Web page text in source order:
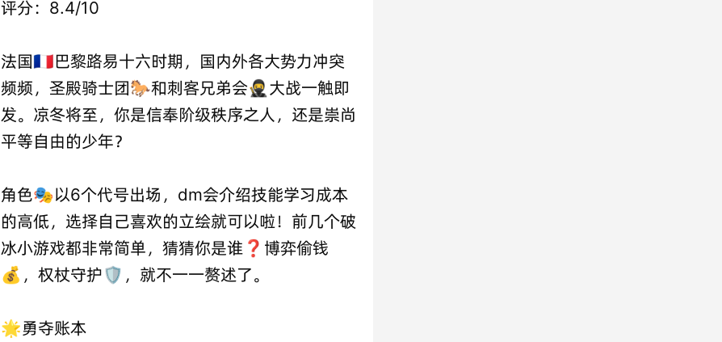
评分：8.4/10
法国🇫🇷巴黎路易十六时期，国内外各大势力冲突
频频，圣殿骑士团🐎和刺客兄弟会🥷大战一触即
发。凉冬将至，你是信奉阶级秩序之人，还是崇尚
平等自由的少年？
角色🎭以6个代号出场，dm会介绍技能学习成本
的高低，选择自己喜欢的立绘就可以啦！前几个破
冰小游戏都非常简单，猜猜你是谁❓博弈偷钱
💰，权杖守护🛡️，就不一一赘述了。
🌟勇夺账本